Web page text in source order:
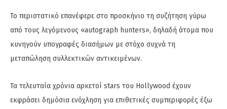
Το περιστατικό επανέφερε στο προσκήνιο τη συζήτηση γύρω
από τους λεγόμενους «autograph hunters», δηλαδή άτομα που
κυνηγούν υπογραφές διασήμων με στόχο συχνά τη
μεταπώληση συλλεκτικών αντικειμένων.
Τα τελευταία χρόνια αρκετοί stars του Hollywood έχουν
εκφράσει δημόσια ενόχληση για επιθετικές συμπεριφορές έξω